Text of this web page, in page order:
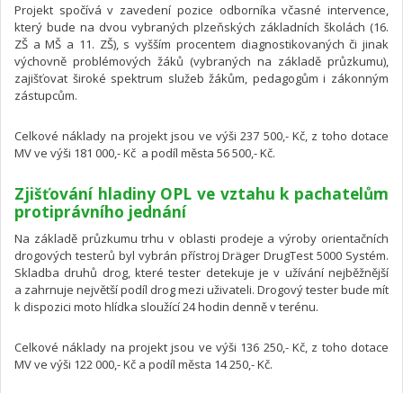
Projekt spočívá v zavedení pozice odborníka včasné intervence,
který bude na dvou vybraných plzeňských základních školách (16.
ZŠ a MŠ a 11. ZŠ), s vyšším procentem diagnostikovaných či jinak
výchovně problémových žáků (vybraných na základě průzkumu),
zajišťovat široké spektrum služeb žákům, pedagogům i zákonným
zástupcům.
Celkové náklady na projekt jsou ve výši 237 500,- Kč, z toho dotace
MV ve výši 181 000,- Kč a podíl města 56 500,- Kč.
Zjišťování hladiny OPL ve vztahu k pachatelům
protiprávního jednání
Na základě průzkumu trhu v oblasti prodeje a výroby orientačních
drogových testerů byl vybrán přístroj Dräger DrugTest 5000 Systém.
Skladba druhů drog, které tester detekuje je v užívání nejběžnější
a zahrnuje největší podíl drog mezi uživateli. Drogový tester bude mít
k dispozici moto hlídka sloužící 24 hodin denně v terénu.
Celkové náklady na projekt jsou ve výši 136 250,- Kč, z toho dotace
MV ve výši 122 000,- Kč a podíl města 14 250,- Kč.